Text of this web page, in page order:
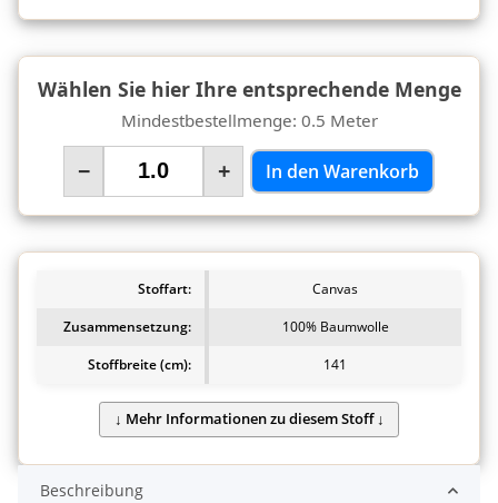
Wählen Sie hier Ihre entsprechende Menge
Mindestbestellmenge: 0.5 Meter
− + In den Warenkorb
Stoffart:
Canvas
Zusammensetzung:
100% Baumwolle
Stoffbreite (cm):
141
Beschreibung